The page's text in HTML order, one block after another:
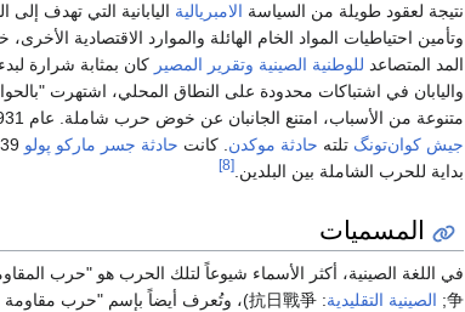
نتيجة لعقود طويلة من السياسة الامبريالية اليابانية التي تهدف
وتأمين احتياطيات المواد الخام الهائلة والموارد الاقتصادية
المد المتصاعد للوطنية الصينية وتقرير المصير
واليابان في اشتباكات محدودة على النطاق المحلي، اشتهرت
متنوعة من الأسباب، امتنع الجانبان عن خوض حرب شاملة. عام 1931،
جيش كوان‌تونگ تلته حادثة موكدن . كانت حادثة جسر ماركو پولو
بداية للحرب الشاملة بين البلدين. [8]
المسميات
في اللغة الصينية، أكثر الأسماء شيوعاً لتلك الحرب هو "حرب
争
; الصينية التقليدية:
抗日戰爭